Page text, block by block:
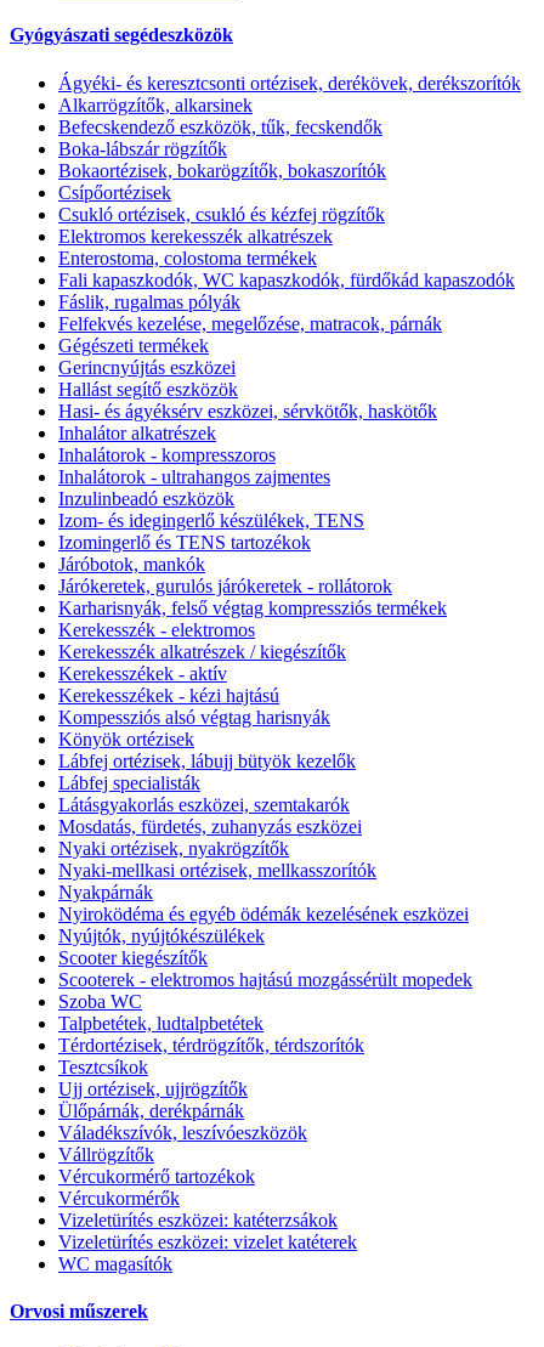
Gyógyászati segédeszközök
Ágyéki- és keresztcsonti ortézisek, derékövek, derékszorítók
Alkarrögzítők, alkarsinek
Befecskendező eszközök, tűk, fecskendők
Boka-lábszár rögzítők
Bokaortézisek, bokarögzítők, bokaszorítók
Csípőortézisek
Csukló ortézisek, csukló és kézfej rögzítők
Elektromos kerekesszék alkatrészek
Enterostoma, colostoma termékek
Fali kapaszkodók, WC kapaszkodók, fürdőkád kapaszodók
Fáslik, rugalmas pólyák
Felfekvés kezelése, megelőzése, matracok, párnák
Gégészeti termékek
Gerincnyújtás eszközei
Hallást segítő eszközök
Hasi- és ágyéksérv eszközei, sérvkötők, haskötők
Inhalátor alkatrészek
Inhalátorok - kompresszoros
Inhalátorok - ultrahangos zajmentes
Inzulinbeadó eszközök
Izom- és idegingerlő készülékek, TENS
Izomingerlő és TENS tartozékok
Járóbotok, mankók
Járókeretek, gurulós járókeretek - rollátorok
Karharisnyák, felső végtag kompressziós termékek
Kerekesszék - elektromos
Kerekesszék alkatrészek / kiegészítők
Kerekesszékek - aktív
Kerekesszékek - kézi hajtású
Kompessziós alsó végtag harisnyák
Könyök ortézisek
Lábfej ortézisek, lábujj bütyök kezelők
Lábfej specialisták
Látásgyakorlás eszközei, szemtakarók
Mosdatás, fürdetés, zuhanyzás eszközei
Nyaki ortézisek, nyakrögzítők
Nyaki-mellkasi ortézisek, mellkasszorítók
Nyakpárnák
Nyiroködéma és egyéb ödémák kezelésének eszközei
Nyújtók, nyújtókészülékek
Scooter kiegészítők
Scooterek - elektromos hajtású mozgássérült mopedek
Szoba WC
Talpbetétek, ludtalpbetétek
Térdortézisek, térdrögzítők, térdszorítók
Tesztcsíkok
Ujj ortézisek, ujjrögzítők
Ülőpárnák, derékpárnák
Váladékszívók, leszívóeszközök
Vállrögzítők
Vércukormérő tartozékok
Vércukormérők
Vizeletürítés eszközei: katéterzsákok
Vizeletürítés eszközei: vizelet katéterek
WC magasítók
Orvosi műszerek